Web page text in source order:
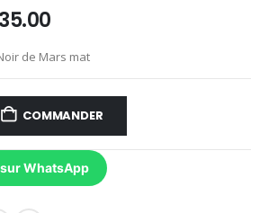
:
40.00 د.م..
35.00Le
actuel
est :
de Mars mat
COMMANDER
WhatsApp